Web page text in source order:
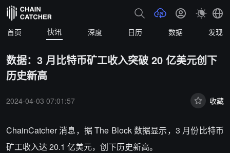
首页 快讯 深度 日历 数据 发现
数据：3 月比特币矿工收入突破 20 亿美元创下
历史新高
2024-04-03 07:01:57 收藏
ChainCatcher 消息，据 The Block 数据显示，3 月份比特币
矿工收入达 20.1 亿美元，创下历史新高。